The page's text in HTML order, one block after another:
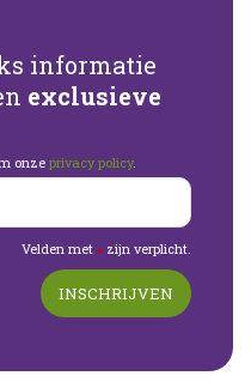
informatie
exclusieve
onzeprivacy policy.
Velden met * zijn verplicht.